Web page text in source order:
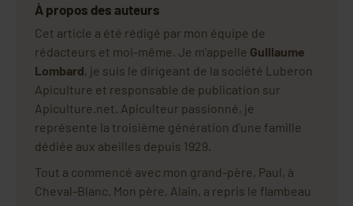
À propos des auteurs
Cet article a été rédigé par mon équipe de
rédacteurs et moi-même. Je m'appelle Guillaume
Lombard, je suis le dirigeant de la société Luberon
Apiculture et responsable de publication sur
Apiculture.net. Apiculteur passionné, je
représente la troisième génération d'une famille
dédiée aux abeilles depuis 1929.
Tout a commencé avec mon grand-père, Paul, à
Cheval-Blanc. Mon père, Alain, a repris le flambeau